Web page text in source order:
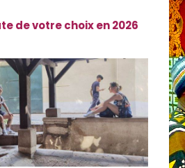
de votre choix en 2026